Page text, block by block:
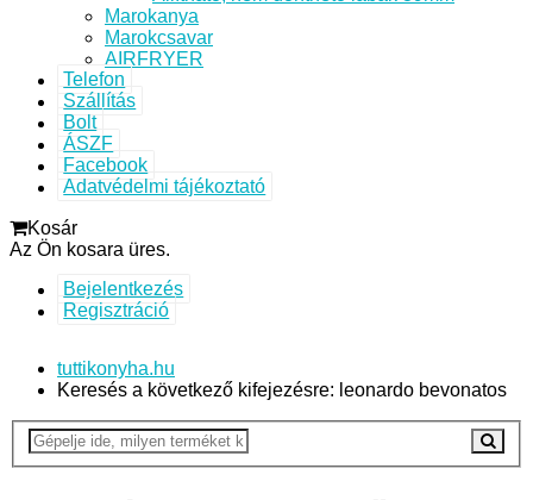
Marokanya
Marokcsavar
AIRFRYER
Telefon
Szállítás
Bolt
ÁSZF
Facebook
Adatvédelmi tájékoztató
Kosár
Az Ön kosara üres.
Bejelentkezés
Regisztráció
tuttikonyha.hu
Keresés a következő kifejezésre: leonardo bevonatos